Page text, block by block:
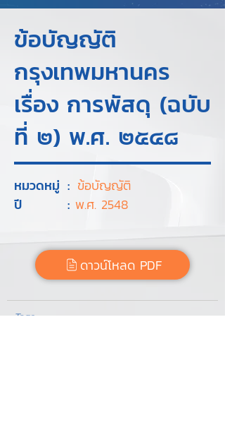
ข้อบัญญัติ
กรุงเทพมหานคร
เรื่อง การพัสดุ (ฉบับ
ที่ ๒) พ.ศ. ๒๕๔๘
หมวดหมู่
ปี
:
:
ข้อบัญญัติ
พ.ศ. 2548
Tags :
ดาวน์โหลด PDF